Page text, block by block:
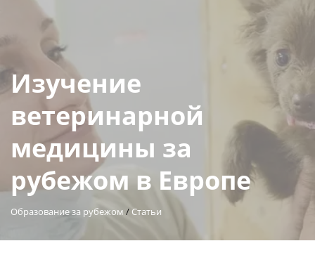
Изучение
ветеринарной
медицины за
рубежом в Европе
Образование за рубежом / Статьи